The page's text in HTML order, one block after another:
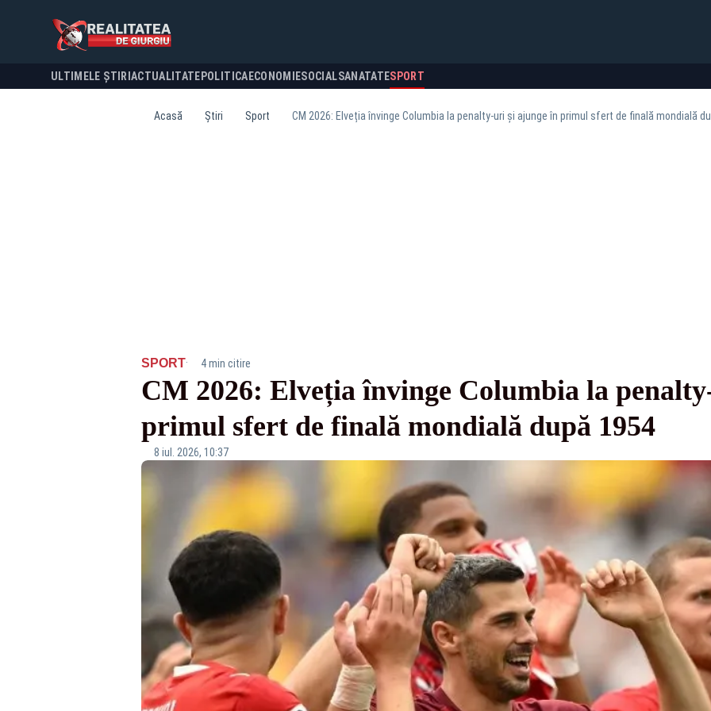
ULTIMELE ȘTIRI ACTUALITATE POLITICA ECONOMIESOCIALSANATATESPORT
Acasă Știri Sport CM 2026: Elveția învinge Columbia la penalty-uri și ajunge în primul sfert de finală mondială
SPORT· 4 min citire
CM 2026: Elveția învinge Columbia la
primul sfert de finală mondială după 1954
8 iul. 2026, 10:37